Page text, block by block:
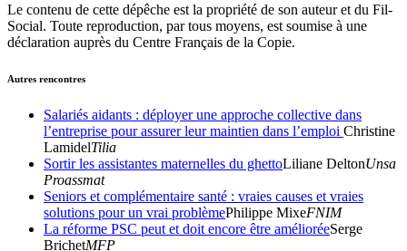
Le contenu de cette dépêche est la propriété de son auteur et du Fil-
Social. Toute reproduction, par tous moyens, est soumise à une
déclaration auprès du Centre Français de la Copie.
Autres rencontres
Salariés aidants : déployer une approche collective dans
l’entreprise pour assurer leur maintien dans l’emploi Christine
LamidelTilia
Sortir les assistantes maternelles du ghettoLiliane DeltonUnsa
Proassmat
Seniors et complémentaire santé : vraies causes et vraies
solutions pour un vrai problèmePhilippe MixeFNIM
La réforme PSC peut et doit encore être amélioréeSerge
BrichetMFP